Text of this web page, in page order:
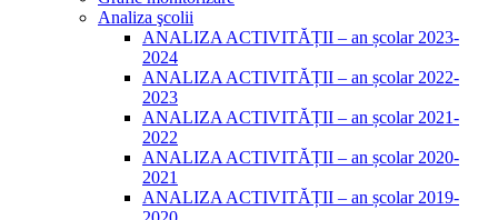
Analiza şcolii
ANALIZA ACTIVITĂȚII – an școlar 2023-
2024
ANALIZA ACTIVITĂȚII – an școlar 2022-
2023
ANALIZA ACTIVITĂȚII – an școlar 2021-
2022
ANALIZA ACTIVITĂȚII – an școlar 2020-
2021
ANALIZA ACTIVITĂȚII – an școlar 2019-